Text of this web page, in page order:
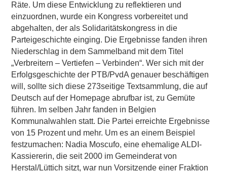
Räte. Um diese Entwicklung zu reflektieren und
einzuordnen, wurde ein Kongress vorbereitet und
abgehalten, der als Solidaritätskongress in die
Parteigeschichte einging. Die Ergebnisse fanden ihren
Niederschlag in dem Sammelband mit dem Titel
„Verbreitern – Vertiefen – Verbinden“. Wer sich mit der
Erfolgsgeschichte der PTB/PvdA genauer beschäftigen
will, sollte sich diese 273seitige Textsammlung, die auf
Deutsch auf der Homepage abrufbar ist, zu Gemüte
führen. Im selben Jahr fanden in Belgien
Kommunalwahlen statt. Die Partei erreichte Ergebnisse
von 15 Prozent und mehr. Um es an einem Beispiel
festzumachen: Nadia Moscufo, eine ehemalige ALDI-
Kassiererin, die seit 2000 im Gemeinderat von
Herstal/Lüttich sitzt, war nun Vorsitzende einer Fraktion